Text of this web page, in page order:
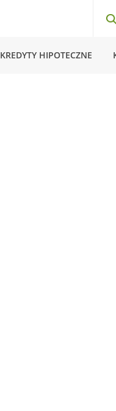
KREDYTY HIPOTECZNE